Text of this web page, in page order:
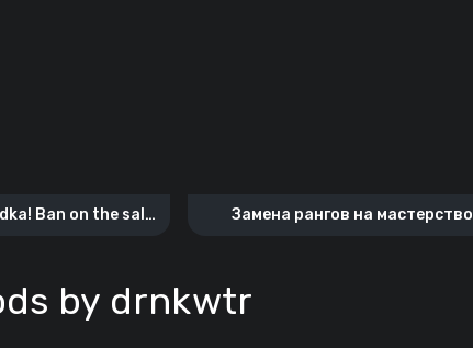
Ban on the sale
Замена рангов на мастерство
by drnkwtr